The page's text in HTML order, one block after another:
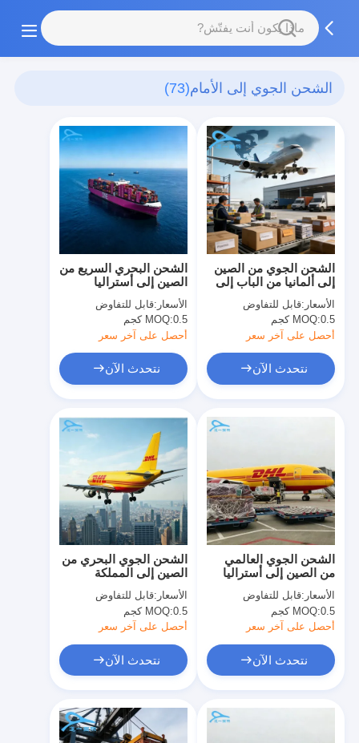
الشحن الجوي إلى الأمام(73)
الشحن البحري السريع من
الصين إلى أستراليا
الأسعار:قابل للتفاوض
MOQ:0.5 كجم
أحصل على آخر سعر
نتحدث الآن
الشحن الجوي من الصين
إلى ألمانيا من الباب إلى
الباب وكيل شحن دولي
الأسعار:قابل للتفاوض
MOQ:0.5 كجم
أحصل على آخر سعر
نتحدث الآن
الشحن الجوي البحري من
الصين إلى المملكة
المتحدة الخدمات
اللوجستية للشحن من باب
إلى باب
الأسعار:قابل للتفاوض
MOQ:0.5 كجم
أحصل على آخر سعر
نتحدث الآن
الشحن الجوي العالمي
من الصين إلى أستراليا
حلول الشحن الدولي
الأسعار:قابل للتفاوض
MOQ:0.5 كجم
أحصل على آخر سعر
نتحدث الآن